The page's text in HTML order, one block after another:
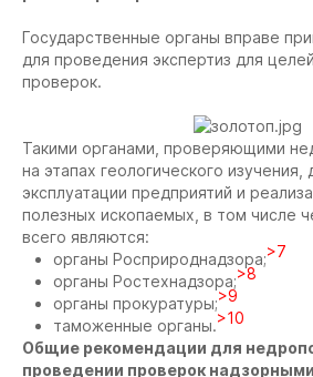
Государственные органы вправе
для проведения экспертиз для
проверок.
Такими органами, проверяющими
на этапах геологического изучения,
эксплуатации предприятий и
полезных ископаемых, в том числе
всего являются:
органы Росприроднадзора;>7
органы Ростехнадзора;>8
органы прокуратуры;>9
таможенные органы.>10
Общие рекомендации для
проведении проверок